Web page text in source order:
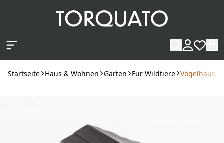
Startseite Haus & Wohnen Garten Für Wildtiere